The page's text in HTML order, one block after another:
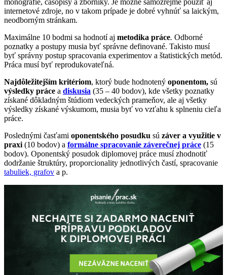
monografie, časopisy a zborníky. Je možné samozrejme použiť aj
internetové zdroje, no v takom prípade je dobré vyhnúť sa laickým,
neodborným stránkam.
Maximálne 10 bodmi sa hodnotí aj metodika práce. Odborné
poznatky a postupy musia byť správne definované. Takisto musí
byť správny postup spracovania experimentov a štatistických metód.
Práca musí byť reprodukovateľná.
Najdôležitejším kritériom, ktorý bude hodnotený oponentom, sú
výsledky práce a diskusia (35 – 40 bodov), kde všetky poznatky
získané dôkladným štúdiom vedeckých prameňov, ale aj všetky
výsledky získané výskumom, musia byť vo vzťahu k splneniu cieľa
práce.
Poslednými časťami oponentského posudku sú záver a využitie v
praxi (10 bodov) a formálne spracovanie záverečnej práce (15
bodov). Oponentský posudok diplomovej práce musí zhodnotiť
dodržanie štruktúry, proporcionality jednotlivých častí, spracovanie
tabuliek, grafov a p.